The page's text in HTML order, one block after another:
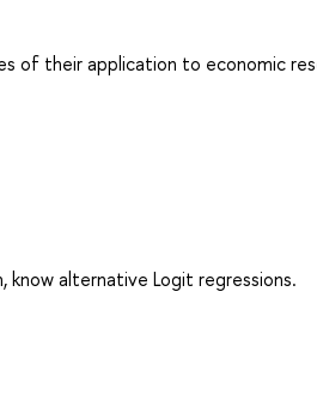
of their application to economic
know alternative Logit regressions.